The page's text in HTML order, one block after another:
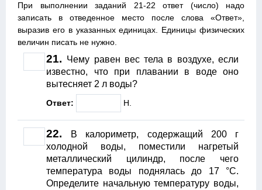
При выполнении заданий 21-22 ответ (число) надо
записать в отведенное место после слова «Ответ»,
выразив его в указанных единицах. Единицы физических
величин писать не нужно.
21. Чему равен вес тела в воздухе, если
известно, что при плавании в воде оно
вытесняет 2 л воды?
Ответ: Н.
22.
В калориметр, содержащий 200 г
холодной воды, поместили нагретый
металлический цилиндр, после чего
температура воды поднялась до 17 °С.
Определите начальную температуру воды,